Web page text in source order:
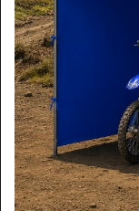
Teléfono:
Celular:
Empresa: